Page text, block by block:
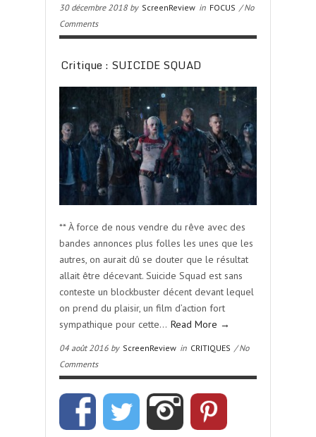
30 décembre 2018 by ScreenReview in FOCUS / No
Comments
Critique : SUICIDE SQUAD
** À force de nous vendre du rêve avec des
bandes annonces plus folles les unes que les
autres, on aurait dû se douter que le résultat
allait être décevant. Suicide Squad est sans
conteste un blockbuster décent devant lequel
on prend du plaisir, un film d’action fort
sympathique pour cette… Read More →
04 août 2016 by ScreenReview in CRITIQUES / No
Comments